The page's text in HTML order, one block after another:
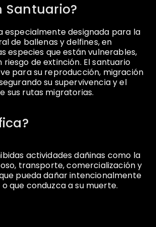
Santuario?
especialmente designada para la
de ballenas y delfines, en
especies que están vulnerables,
riesgo de extinción. El santuario
para su reproducción, migración
su supervivencia y el
sus rutas migratorias.
actividades dañinas como la
transporte, comercialización y
pueda dañar intencionalmente
que conduzca a su muerte.